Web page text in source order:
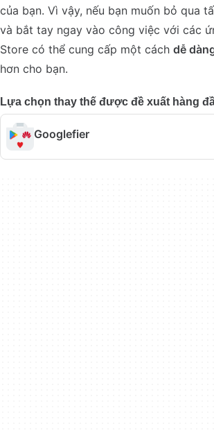
của bạn. Vì vậy, nếu bạn muốn bỏ qua
và bắt tay ngay vào công việc với các
Store có thể cung cấp một cách dễ
hơn cho bạn.
Lựa chọn thay thế được đề xuất hàng
Googlefier